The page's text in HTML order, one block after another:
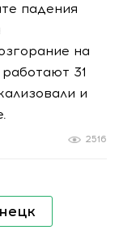
падения
на
31
и
2516